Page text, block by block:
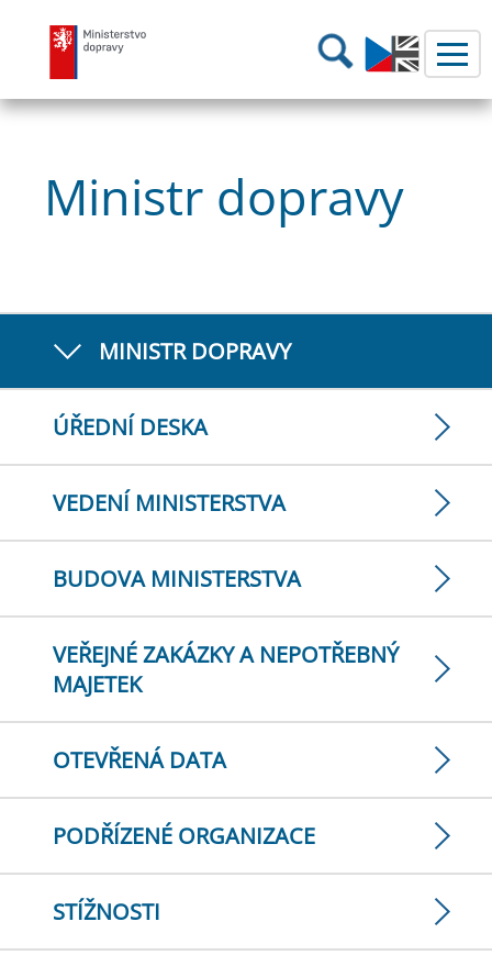
Ministerstvo dopravy Hledání
Ministr dopravy
MINISTR DOPRAVY
ÚŘEDNÍ DESKA
VEDENÍ MINISTERSTVA
BUDOVA MINISTERSTVA
VEŘEJNÉ ZAKÁZKY A NEPOTŘEBNÝ
MAJETEK
OTEVŘENÁ DATA
PODŘÍZENÉ ORGANIZACE
STÍŽNOSTI